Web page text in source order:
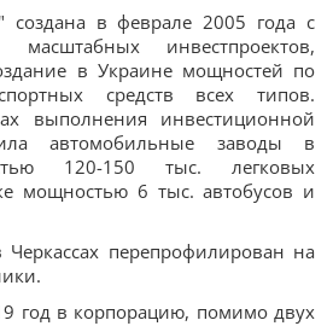
создана в феврале 2005 года с
инвестпроектов,
в Украине мощностей по
средств всех типов.
выполнения инвестиционной
автомобильные заводы в
120-150 тыс. легковых
мощностью 6 тыс. автобусов и
перепрофилирован на
год в корпорацию, помимо двух